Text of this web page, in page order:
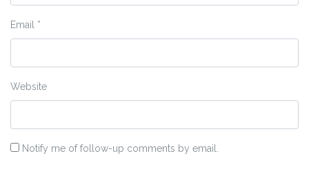
Email *
Website
Notify me of follow-up comments by email.